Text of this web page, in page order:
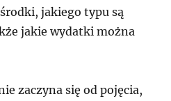
jakiego typu są
jakie wydatki można
zaczyna się od pojęcia,